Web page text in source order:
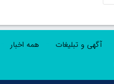
آگهی و تبلیغات همه اخبار